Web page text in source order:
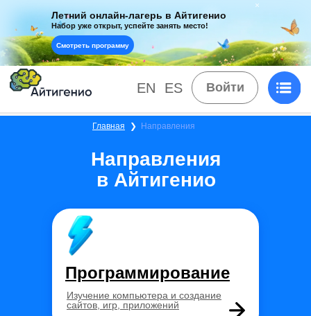
Смотреть программу
Летний онлайн-лагерь в Айтигенио
Набор уже открыт, успейте занять место!
Войти
EN ES
Направления
в Айтигенио
Программирование
Изучение компьютера и создание
сайтов, игр, приложений
Главная ❯ Направления